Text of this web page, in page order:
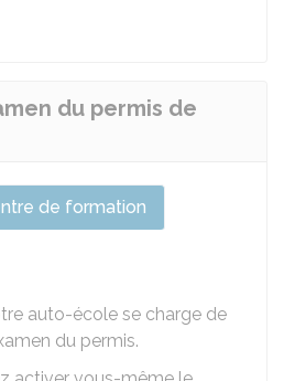
du permis de
de formation
auto-école se charge de
du permis.